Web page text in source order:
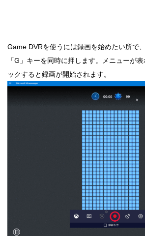
Game DVRを使うには録画を始めたい所で
「G」キーを同時に押します。メニューが
ックすると録画が開始されます。